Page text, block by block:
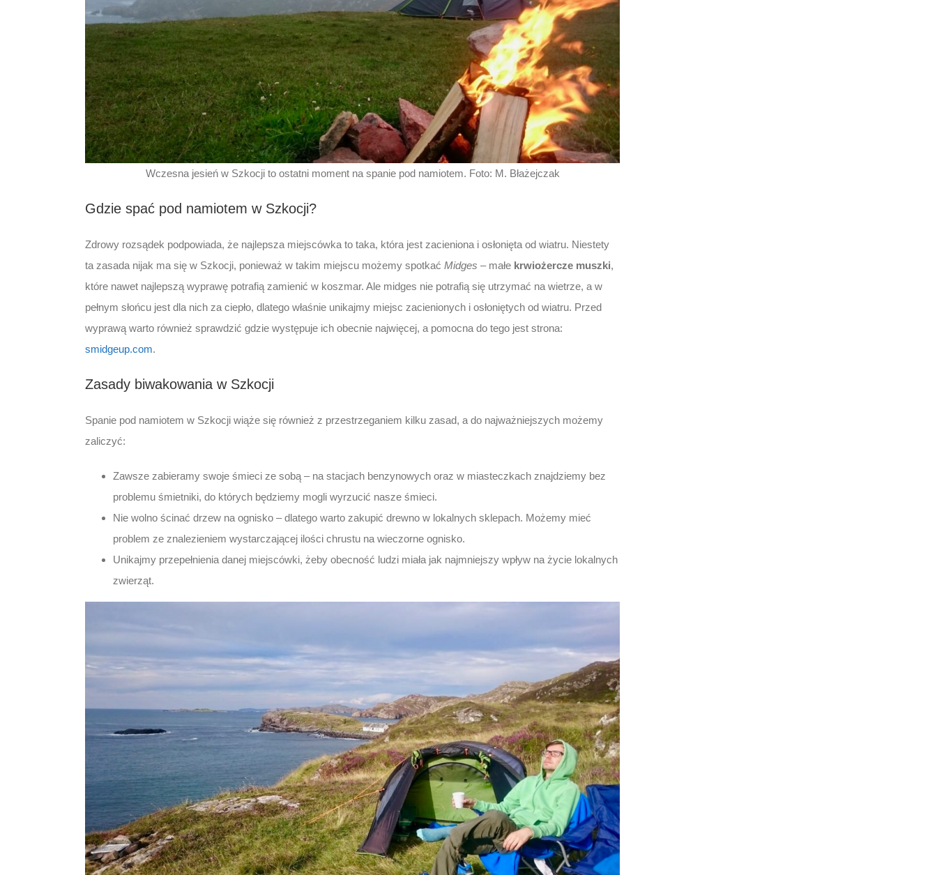
Wczesna jesień w Szkocji to ostatni moment na spanie pod namiotem. Foto: M. Błażejczak
Gdzie spać pod namiotem w Szkocji?
Zdrowy rozsądek podpowiada, że najlepsza miejscówka to taka, która jest zacieniona i osłonięta od wiatru. Niestety
ta zasada nijak ma się w Szkocji, ponieważ w takim miejscu możemy spotkać Midges – małe krwiożercze muszki,
które nawet najlepszą wyprawę potrafią zamienić w koszmar. Ale midges nie potrafią się utrzymać na wietrze, a w
pełnym słońcu jest dla nich za ciepło, dlatego właśnie unikajmy miejsc zacienionych i osłoniętych od wiatru. Przed
wyprawą warto również sprawdzić gdzie występuje ich obecnie najwięcej, a pomocna do tego jest strona:
smidgeup.com.
Zasady biwakowania w Szkocji
Spanie pod namiotem w Szkocji wiąże się również z przestrzeganiem kilku zasad, a do najważniejszych możemy
zaliczyć:
Zawsze zabieramy swoje śmieci ze sobą – na stacjach benzynowych oraz w miasteczkach znajdziemy bez
problemu śmietniki, do których będziemy mogli wyrzucić nasze śmieci.
Nie wolno ścinać drzew na ognisko – dlatego warto zakupić drewno w lokalnych sklepach. Możemy mieć
problem ze znalezieniem wystarczającej ilości chrustu na wieczorne ognisko.
Unikajmy przepełnienia danej miejscówki, żeby obecność ludzi miała jak najmniejszy wpływ na życie lokalnych
zwierząt.